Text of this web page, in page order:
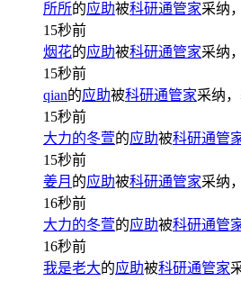
所所的应助被科研通管家采纳
15秒前
烟花的应助被科研通管家采纳
15秒前
qian的应助被科研通管家采纳
15秒前
大力的冬萱的应助被科研通管
15秒前
姜月 的应助被科研通管家采纳
16秒前
大力的冬萱的应助被科研通管
16秒前
我是老大的应助被科研通管家